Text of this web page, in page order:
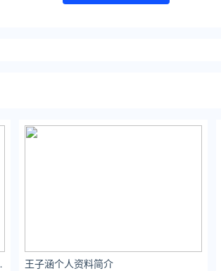
而后炫神发微博表示
[白眼] 王子涵个人资料简介